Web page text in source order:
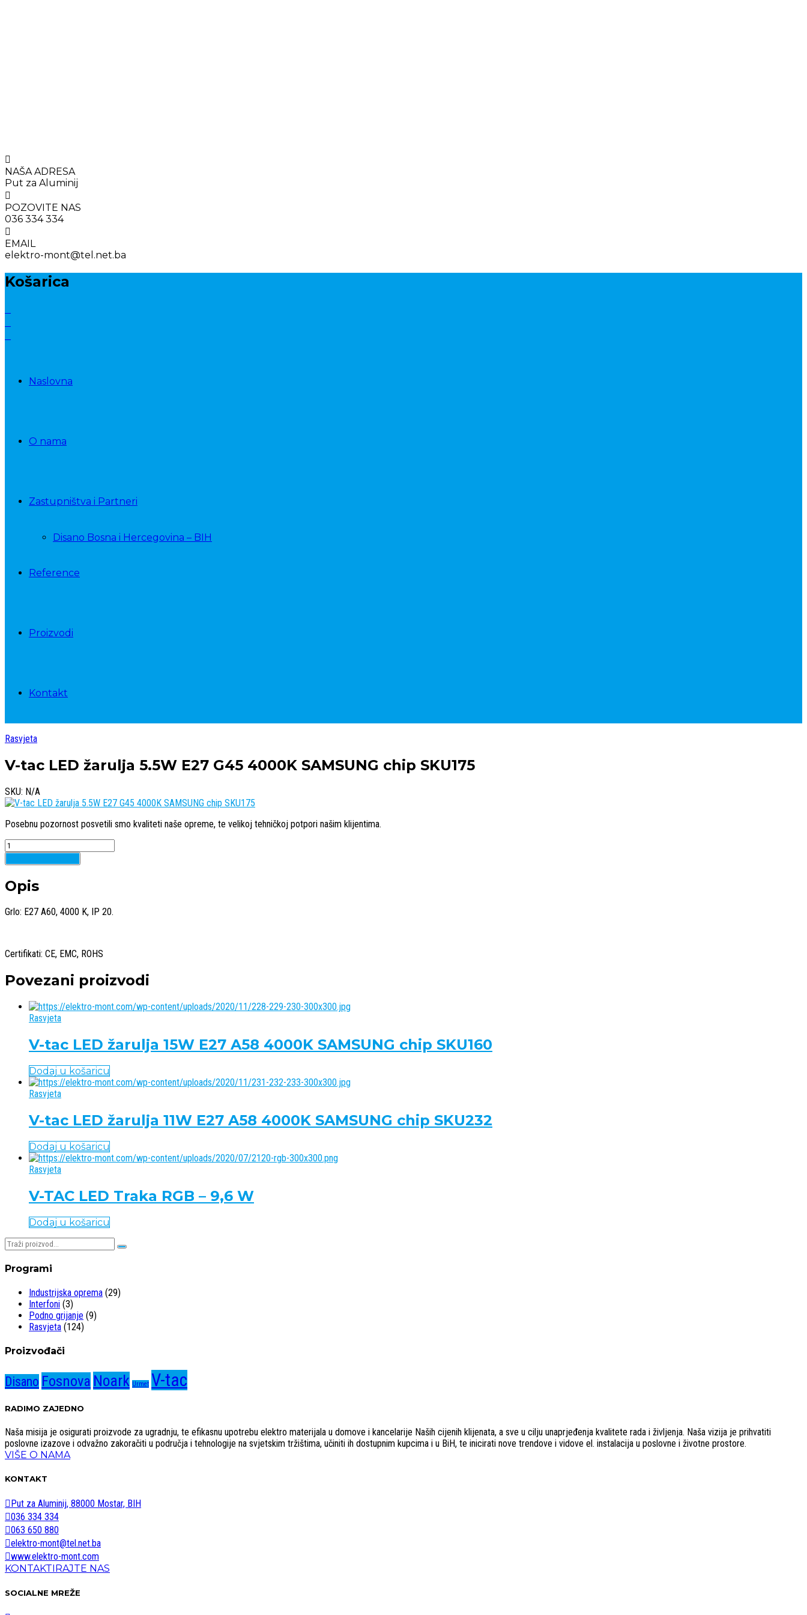
NAŠA ADRESA
Put za Aluminij
POZOVITE NAS
036 334 334
EMAIL
elektro-mont@tel.net.ba
Košarica
Naslovna
O nama
Zastupništva i Partneri
Disano Bosna i Hercegovina – BIH
Reference
Proizvodi
Kontakt
Rasvjeta
V-tac LED žarulja 5.5W E27 G45 4000K SAMSUNG chip SKU175
SKU: N/A
Posebnu pozornost posvetili smo kvaliteti naše opreme, te velikoj tehničkoj potpori našim klijentima.
Quantity
Opis
Grlo: E27 A60, 4000 K, IP 20.
Certifikati: CE, EMC, ROHS
Povezani proizvodi
Rasvjeta
V-tac LED žarulja 15W E27 A58 4000K SAMSUNG chip SKU160
Dodaj u košaricu
Rasvjeta
V-tac LED žarulja 11W E27 A58 4000K SAMSUNG chip SKU232
Dodaj u košaricu
Rasvjeta
V-TAC LED Traka RGB – 9,6 W
Dodaj u košaricu
Pretraživaj:
Programi
Industrijska oprema (29)
Interfoni (3)
Podno grijanje (9)
Rasvjeta (124)
Proizvođači
Disano Fosnova Noark Urmet V-tac
RADIMO ZAJEDNO
Naša misija je osigurati proizvode za ugradnju, te efikasnu upotrebu elektro materijala u domove i kancelarije Naših cijenih klijenata, a sve u cilju unaprjeđenja kvalitete rada i življenja. Naša vizija je prihvatiti
poslovne izazove i odvažno zakoračiti u područja i tehnologije na svjetskim tržištima, učiniti ih dostupnim kupcima i u BiH, te inicirati nove trendove i vidove el. instalacija u poslovne i životne prostore.
VIŠE O NAMA
KONTAKT
Put za Aluminij, 88000 Mostar, BIH
036 334 334
063 650 880
elektro-mont@tel.net.ba
www.elektro-mont.com
KONTAKTIRAJTE NAS
SOCIALNE MREŽE